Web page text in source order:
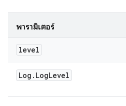
พารามิเตอร์
level
Log . LogLevel